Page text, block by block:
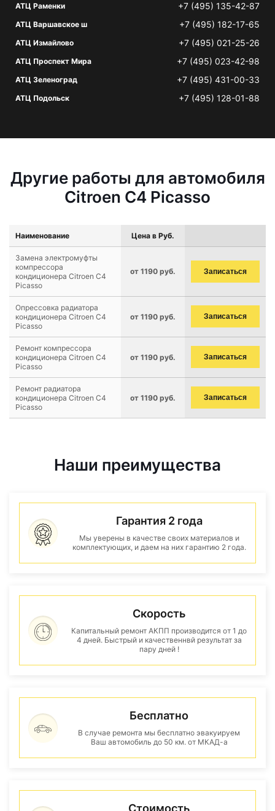
АТЦ Раменки +7 (495) 135-42-87
АТЦ Варшавское ш +7 (495) 182-17-65
АТЦ Измайлово +7 (495) 021-25-26
АТЦ Проспект Мира +7 (495) 023-42-98
АТЦ Зеленоград +7 (495) 431-00-33
АТЦ Подольск +7 (495) 128-01-88
Другие работы для автомобиля
Citroen C4 Picasso
Наименование Цена в Руб.
Замена электромуфты
компрессора
кондиционера Citroen C4
Picasso
от 1190 руб. Записаться
Опрессовка радиатора
кондиционера Citroen C4
Picasso
от 1190 руб. Записаться
Ремонт компрессора
кондиционера Citroen C4
Picasso
от 1190 руб. Записаться
Ремонт радиатора
кондиционера Citroen C4
Picasso
от 1190 руб. Записаться
Наши преимущества
Гарантия 2 года
Мы уверены в качестве своих материалов и
комплектующих, и даем на них гарантию 2 года.
Скорость
Капитальный ремонт АКПП производится от 1 до
4 дней. Быстрый и качественнвй результат за
пару дней !
Бесплатно
В случае ремонта мы бесплатно эвакуируем
Ваш автомобиль до 50 км. от МКАД-а
Стоимость